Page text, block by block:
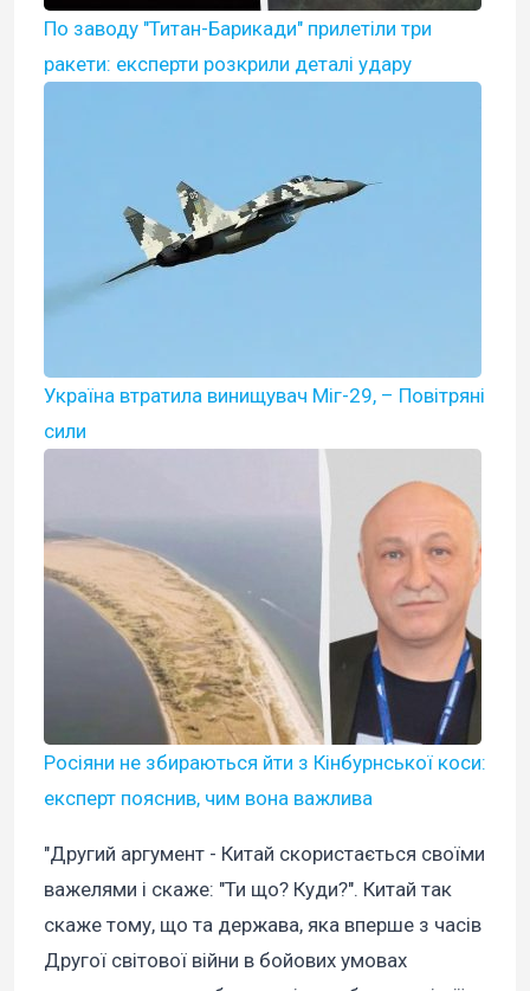
По заводу "Титан-Барикади" прилетіли три
ракети: експерти розкрили деталі удару
Україна втратила винищувач Міг-29, – Повітряні
сили
Росіяни не збираються йти з Кінбурнської коси:
експерт пояснив, чим вона важлива
"Другий аргумент - Китай скористається своїми
важелями і скаже: "Ти що? Куди?". Китай так
скаже тому, що та держава, яка вперше з часів
Другої світової війни в бойових умовах